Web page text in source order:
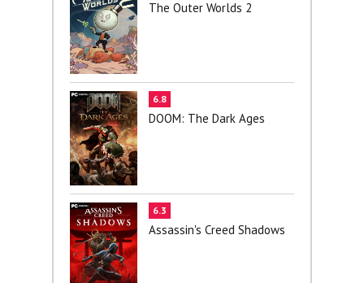
The Outer Worlds 2
6.8
DOOM: The Dark Ages
6.3
Assassin's Creed Shadows